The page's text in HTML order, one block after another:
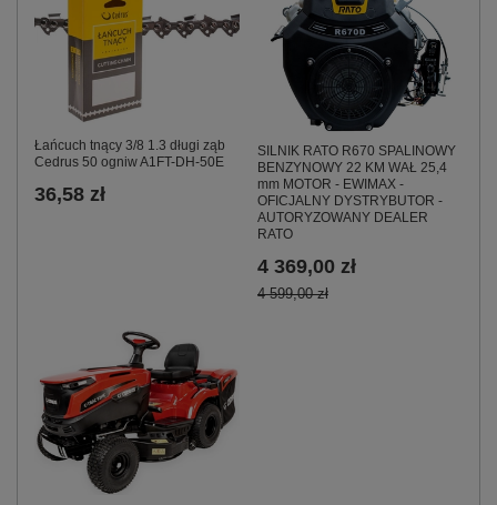
Łańcuch tnący 3/8 1.3 długi ząb
Cedrus 50 ogniw A1FT-DH-50E
36,58 zł
SILNIK RATO R670 SPALINOWY
BENZYNOWY 22 KM WAŁ 25,4
mm MOTOR - EWIMAX -
OFICJALNY DYSTRYBUTOR -
AUTORYZOWANY DEALER
RATO
4 369,00 zł
4 599,00 zł